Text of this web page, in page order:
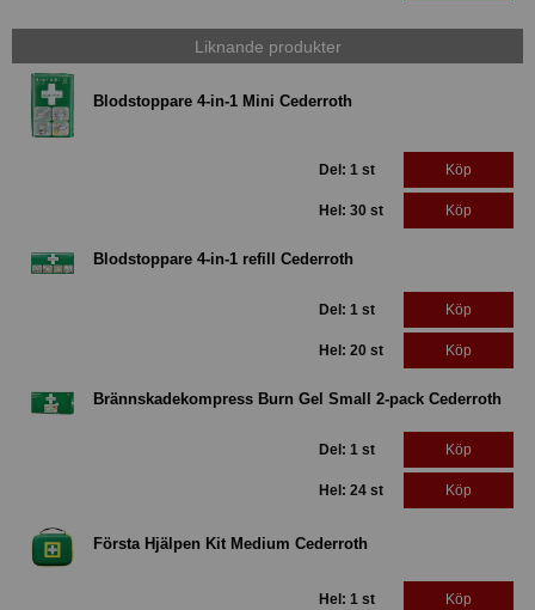
Liknande produkter
Blodstoppare 4-in-1 Mini Cederroth
Del: 1 st Köp
Hel: 30 st Köp
Blodstoppare 4-in-1 refill Cederroth
Del: 1 st Köp
Hel: 20 st Köp
Brännskadekompress Burn Gel Small 2-pack Cederroth
Del: 1 st Köp
Hel: 24 st Köp
Första Hjälpen Kit Medium Cederroth
Hel: 1 st Köp